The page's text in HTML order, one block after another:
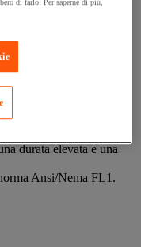
in modalità di
durata elevata e una
Ansi/Nema FL1.
di farlo! Per saperne di più,